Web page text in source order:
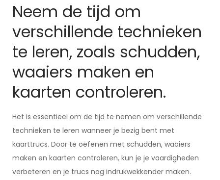
Neem de tijd om
verschillende technieken
te leren, zoals schudden,
waaiers maken en
kaarten controleren.
Het is essentieel om de tijd te nemen om verschillende
technieken te leren wanneer je bezig bent met
kaarttrucs. Door te oefenen met schudden, waaiers
maken en kaarten controleren, kun je je vaardigheden
verbeteren en je trucs nog indrukwekkender maken.